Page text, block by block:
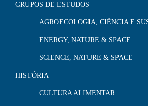
GRUPOS DE ESTUDOS
AGROECOLOGIA, CIÊNCIA E
ENERGY, NATURE & SPACE
SCIENCE, NATURE & SPACE
HISTÓRIA
CULTURA ALIMENTAR